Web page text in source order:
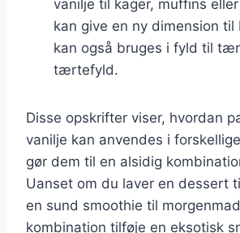
vanilje til kager, muffins
kan give en ny dimension
kan også bruges i fyld til
tærtefyld.
Disse opskrifter viser, hvordan
vanilje kan anvendes i
gør dem til en alsidig
Uanset om du laver en dessert
en sund smoothie til
kombination tilføje en eksotisk